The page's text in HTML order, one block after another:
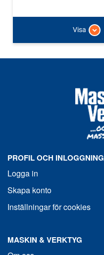
Visa
PROFIL OCH INLOGGNING
Logga in
Skapa konto
Inställningar för cookies
MASKIN & VERKTYG